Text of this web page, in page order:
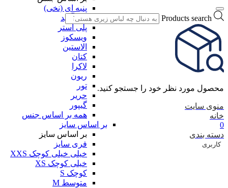
پنبه ای (نخی)
پلی آمید
پلی استر
ویسکوز
الاستین
کتان
لاکرا
ریون
تور
حریر
گیپور
همه بر اساس جنس
بر اساس سایز
بر اساس سایز
فری سایز
خیلی خیلی کوچک XXS
خیلی کوچک XS
کوچک S
متوسط M
Products search
محصول مورد نظر خود را جستجو کنید.
منوی سایت
خانه
0
دسته بندی
کاربری